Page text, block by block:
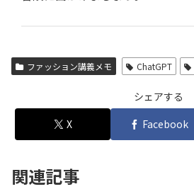
ファッション講義メモ ChatGPT
シェアする
X
Facebook
関連記事